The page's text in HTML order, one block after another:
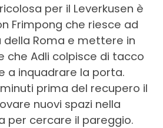
per il Leverkusen è
Frimpong che riesce ad
della Roma e mettere in
che Adli colpisce di tacco
a inquadrare la porta.
prima del recupero il
nuovi spazi nella
per cercare il pareggio.